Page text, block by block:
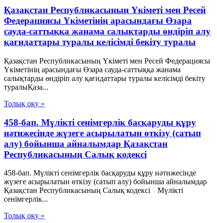
Қазақстан Республикасының Үкіметі мен Ресей
Федерациясы Үкіметінің арасындағы Өзара
сауда-саттыққа жанама салықтарды өндіріп алу
қағидаттары туралы келісімді бекіту туралы
Қазақстан Республикасының Үкіметі мен Ресей Федерациясы
Үкіметінің арасындағы Өзара сауда-саттыққа жанама
салықтарды өндіріп алу қағидаттары туралы келісімді бекіту
туралыҚаза...
Толық оқу »
458-бап. Мүлікті сенімгерлік басқаруды құру
нәтижесінде жүзеге асырылатын өткiзу (сатып
алу) бойынша айналымдар Қазақстан
Республикасының Салық кодексі
458-бап. Мүлікті сенімгерлік басқаруды құру нәтижесінде
жүзеге асырылатын өткiзу (сатып алу) бойынша айналымдар
Қазақстан Республикасының Салық кодексі Мүлікті
сенімгерлік...
Толық оқу »